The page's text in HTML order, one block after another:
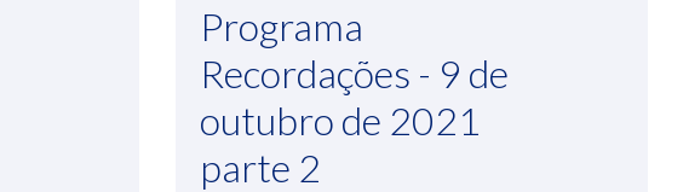
Programa
Recordações - 9 de
outubro de 2021
parte 2